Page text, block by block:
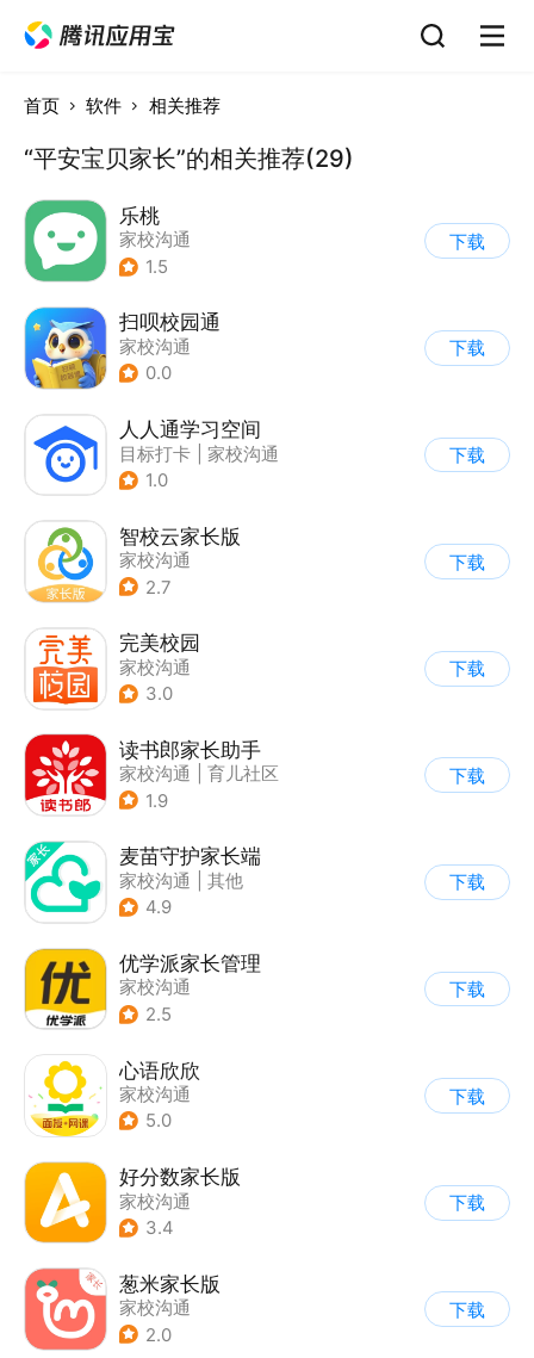
首页 软件 相关推荐
“平安宝贝家长”的相关推荐(29)
乐桃
家校沟通
1.5
下载
扫呗校园通
家校沟通
0.0
下载
人人通学习空间
目标打卡
家校沟通
1.0
下载
智校云家长版
家校沟通
2.7
下载
完美校园
家校沟通
3.0
下载
读书郎家长助手
家校沟通
育儿社区
1.9
下载
麦苗守护家长端
家校沟通
其他
4.9
下载
优学派家长管理
家校沟通
2.5
下载
心语欣欣
家校沟通
5.0
下载
好分数家长版
家校沟通
3.4
下载
葱米家长版
家校沟通
2.0
下载